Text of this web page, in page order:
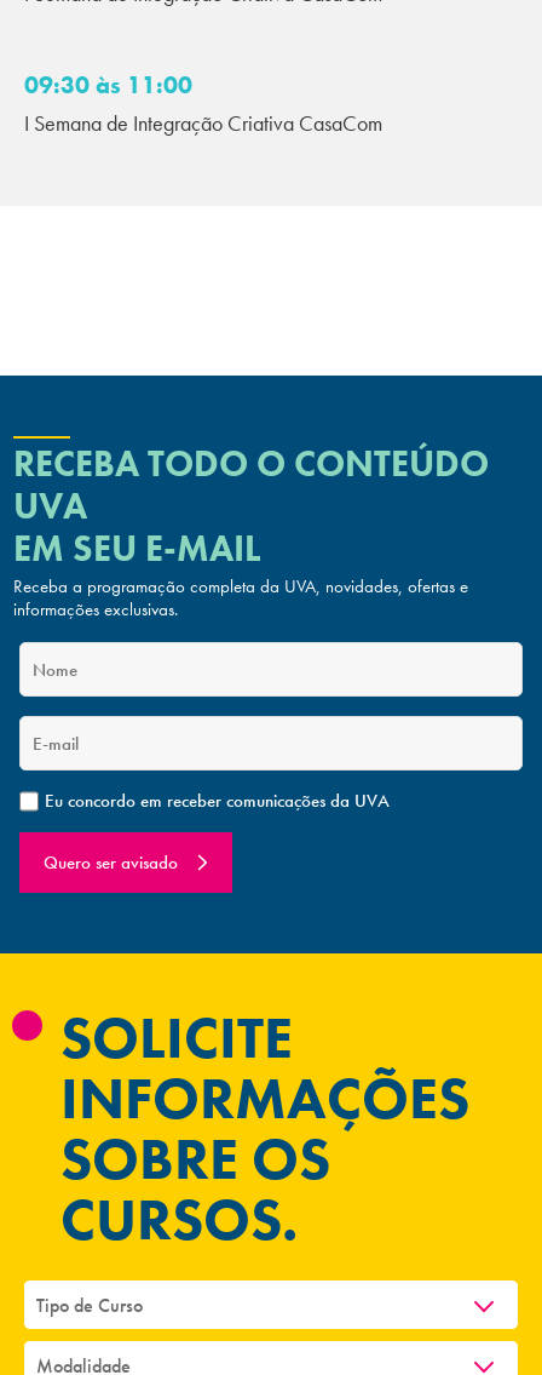
09:30 às 11:00
I Semana de Integração Criativa CasaCom
RECEBA TODO O CONTEÚDO
UVA
EM SEU E-MAIL
Receba a programação completa da UVA, novidades, ofertas e
informações exclusivas.
Eu concordo em receber comunicações da UVA
Quero ser avisado
SOLICITE
INFORMAÇÕES
SOBRE OS
CURSOS.